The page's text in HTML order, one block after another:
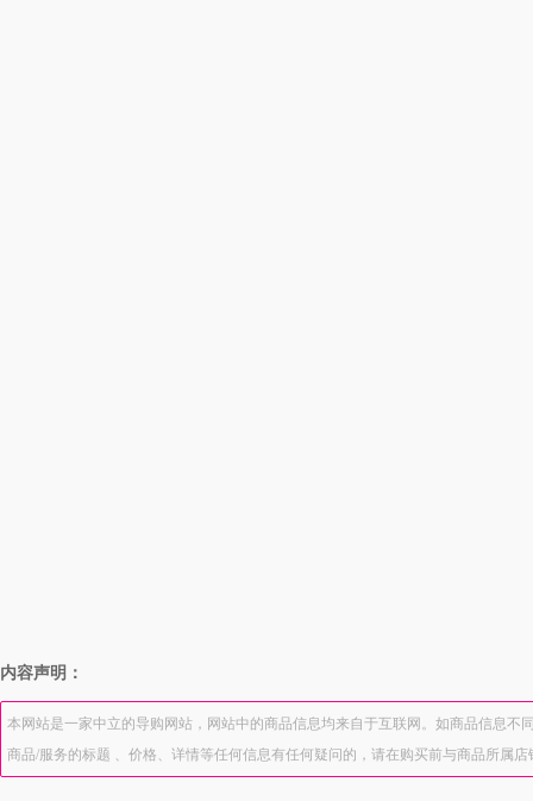
内容声明：
本网站是一家中立的导购网站，网站中的商品信息均来自于互联网。如商品信息
商品/服务的标题 、价格、详情等任何信息有任何疑问的，请在购买前与商品所属